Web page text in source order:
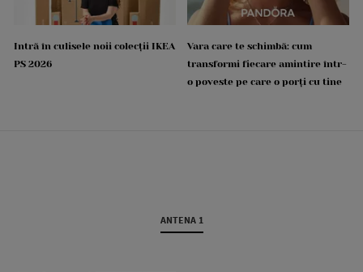
Intră în culisele noii colecții IKEA
PS 2026
Vara care te schimbă: cum
transformi fiecare amintire într-
o poveste pe care o porți cu tine
ANTENA 1